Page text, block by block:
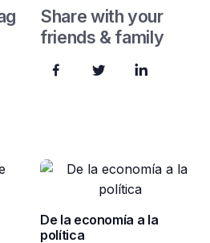
Share with your
friends & family
De la economía a la
política